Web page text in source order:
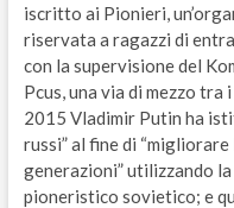
iscritto ai Pionieri,
riservata a ragazzi di
con la supervisione del
Pcus, una via di mezzo tra
2015 Vladimir Putin ha
russi” al fine di
generazioni” utilizzando
pioneristico sovietico; e